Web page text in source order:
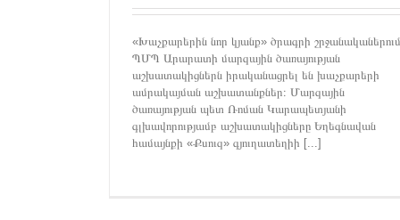
«Խաչքարերին նոր կյանք» ծրագրի շրջանականերում
ՊՄՊ Արարատի մարզային ծառայության
աշխատակիցներն իրականացրել են խաչքարերի
ամրակայման աշխատանքներ։ Մարզային
ծառայության պետ Ռոման Կարապետյանի
գլխավորությամբ աշխատակիցները Եղեգնավան
համայնքի «Քսուզ» գյուղատեղիի [...]
ԱՐԱՐԱՏԻ ՄԱՐԶՈՒՄ ԽԱՉՔԱՐԵՐ
ՈՒՂՂՎԵԼ ԵՎ ԱՄՐԱԿԱՅՎԵԼ